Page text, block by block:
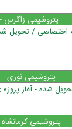
پتروشیمی زاگرس - 100%
پتروشیمی نوری - 100%
: 11 / 9 / 97 تحویل شده در 14 / 10 / 97
پتروشیمی کرمانشاه -